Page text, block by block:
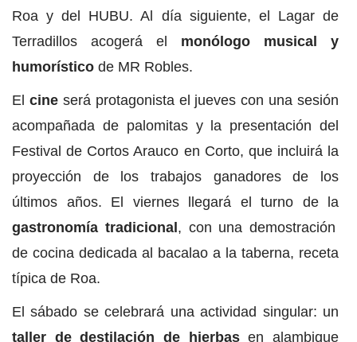
Roa y del HUBU. Al día siguiente, el Lagar de
Terradillos acogerá el monólogo musical y
humorístico de MR Robles.
El cineserá protagonista el jueves con una sesión
acompañada de palomitas y la presentación del
Festival de Cortos Arauco en Corto, que incluirá la
proyección de los trabajos ganadores de los
últimos años. El viernes llegará el turno de la
gastronomía tradicional , con una demostración
de cocina dedicada al bacalao a la taberna, receta
típica de Roa.
El sábado se celebrará una actividad singular: un
taller de destilación de hierbasen alambique